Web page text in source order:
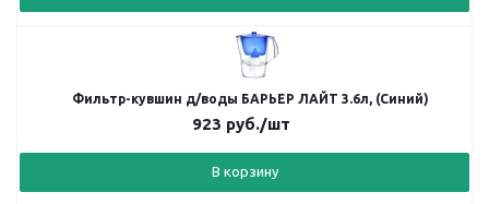
Фильтр-кувшин д/воды БАРЬЕР ЛАЙТ 3.6л, (Синий)
923 руб./шт
В корзину